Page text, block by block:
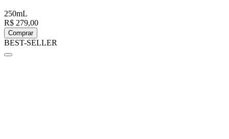
250mL
R$ 279,00
Comprar
BEST-SELLER